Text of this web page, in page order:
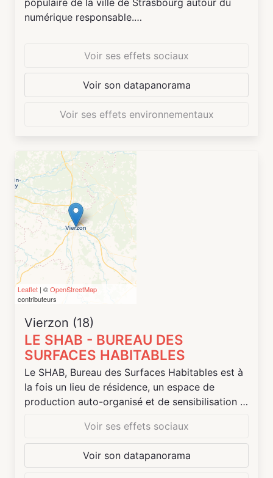
populaire de la ville de Strasbourg autour du
numérique responsable.
numérique créatif, et l'accompagnement des
aidants numériques. Toutes les activités
s'inscrivent dans la stratégie Numérique
promeut un numérique soucieux de son impact
Numérique Responsable a ciblé trois enjeux :
sobriétés numériques, solidarités numériques, et
les libertés numériques.
Au Shadok, cela va prendre la forme d'ateliers,
de festivals, de conférences ou encore de
stages. Petit·e·s et grand·e·s sont invité·e·s à
profiter de ces activités gratuites afin
d'apprendre à être autonome en ligne, de
redécouvrir les jeux vidéos indépendants, de
s'essayer à la programmation ou à la découpe
laser, de passer aux logiciels libres, de
numérique, et bien d'autres choses encore.
Voir ses effets sociaux
Voir son datapanorama
Voir ses effets environnementaux
Leaflet | ©OpenStreetMap
contributeurs
Vierzon (18)
LE SHAB - BUREAU DES
SURFACES HABITABLES
Le SHAB, Bureau des Surfaces Habitables est à
la fois un lieu de résidence, un espace de
production auto-organisé et de sensibilisation à
où l’on peut réfléchir et fabriquer, se rencontrer,
se retrouver et rester un moment.
L’association SHAB organise différents
Voir ses effets sociaux
Voir son datapanorama